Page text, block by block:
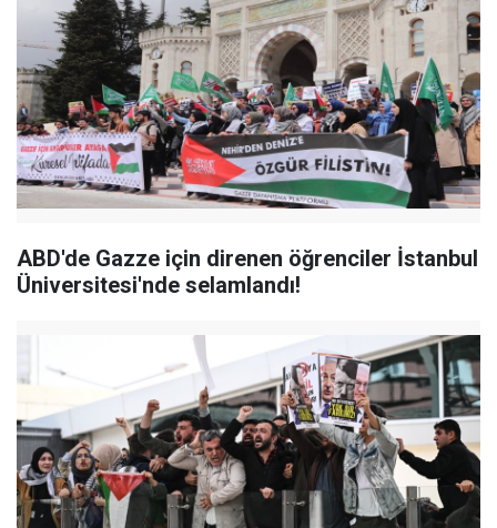
ABD'de Gazze için direnen öğrenciler İstanbul
Üniversitesi'nde selamlandı!